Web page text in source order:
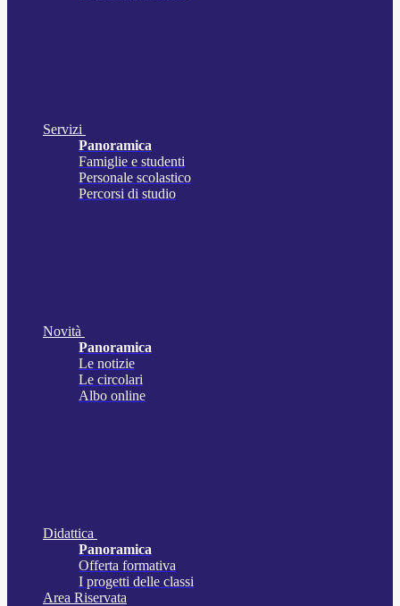
Servizi
Panoramica
Famiglie e studenti
Personale scolastico
Percorsi di studio
Novità
Panoramica
Le notizie
Le circolari
Albo online
Didattica
Panoramica
Offerta formativa
I progetti delle classi
Area Riservata